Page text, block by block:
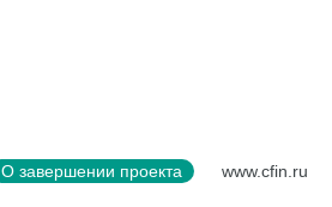
О завершении проекта www.cfin.ru